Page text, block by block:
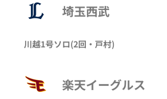
埼玉西武
川越1号ソロ(2回・ 戸村)
楽天イーグルス